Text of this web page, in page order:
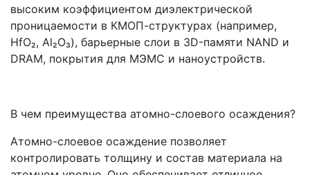
высоким коэффициентом диэлектрической
проницаемости в КМОП-структурах (например,
HfO₂, Al₂O₃), барьерные слои в 3D-памяти NAND и
DRAM, покрытия для МЭМС и наноустройств.
В чем преимущества атомно-слоевого осаждения?
Атомно-слоевое осаждение позволяет
контролировать толщину и состав материала на